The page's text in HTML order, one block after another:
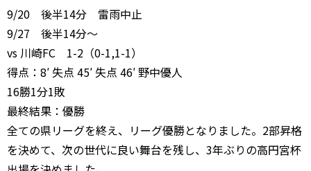
9/20 後半14分 雷雨中止
9/27 後半14分～
vs 川崎FC 1-2（0-1,1-1）
得点：8′ 失点 45′ 失点 46′ 野中優人
16勝1分1敗
最終結果：優勝
全ての県リーグを終え、リーグ優勝となりました。2部昇格
を決めて、次の世代に良い舞台を残し、3年ぶりの高円宮杯